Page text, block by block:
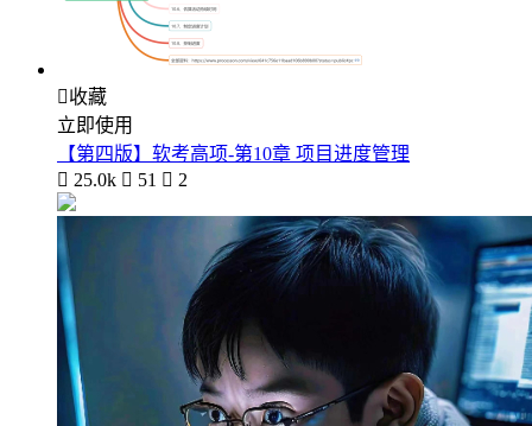
收藏
立即使用
【第四版】软考高项-第10章 项目进度管理
 25.0k  51  2